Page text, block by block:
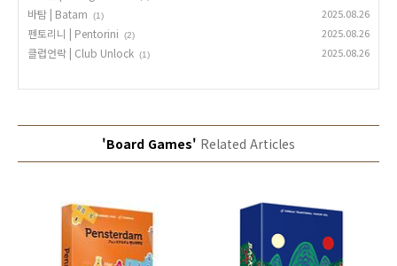
바탐 | Batam (1) 2025.08.26
펜토리니 | Pentorini (2) 2025.08.26
클럽언락 | Club Unlock (1) 2025.08.26
'Board Games' Related Articles